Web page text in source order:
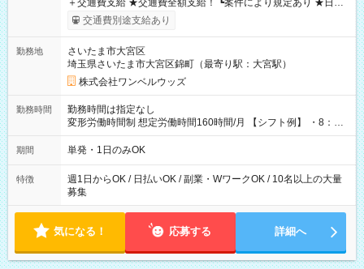
＋交通費支給 ★交通費全額支給！ ┗案件により規定あり ★日払
いOK！（規定あり） ┗働いたその日に現金GET♪ お仕事後はコ
ンビニATMから 日払い分を引き落とせます！ 【試用期間】試
交通費別途支給あり
勤務地
さいたま市大宮区
埼玉県さいたま市大宮区錦町（最寄り駅：大宮駅）
株式会社ワンベルウッズ
勤務時間
勤務時間は指定なし
変形労働時間制 想定労働時間160時間/月 【シフト例】 ・8：00
～21：00
期間 単発・1日のみOK
特徴
週1日からOK / 日払いOK / 副業・WワークOK / 10名以上の大量
募集
気になる！ 応募する 詳細へ